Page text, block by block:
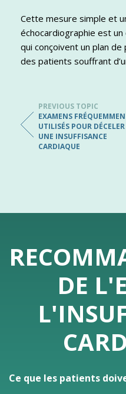
Cette mesure simple et
échocardiographie est
qui conçoivent un plan
des patients souffrant
PREVIOUS TOPIC
EXAMENS
UTILISÉS POUR DÉCELER
UNE INSUFFISANCE
CARDIAQUE
DE
Ce que les patients